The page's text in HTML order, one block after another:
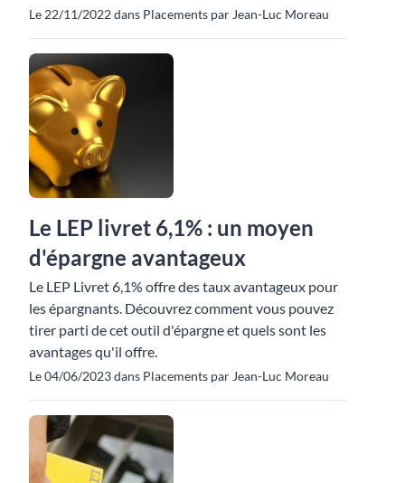
Le 22/11/2022 dans Placements par Jean-Luc Moreau
Le LEP livret 6,1% : un moyen
d'épargne avantageux
Le LEP Livret 6,1% offre des taux avantageux pour
les épargnants. Découvrez comment vous pouvez
tirer parti de cet outil d'épargne et quels sont les
avantages qu'il offre.
Le 04/06/2023 dans Placements par Jean-Luc Moreau